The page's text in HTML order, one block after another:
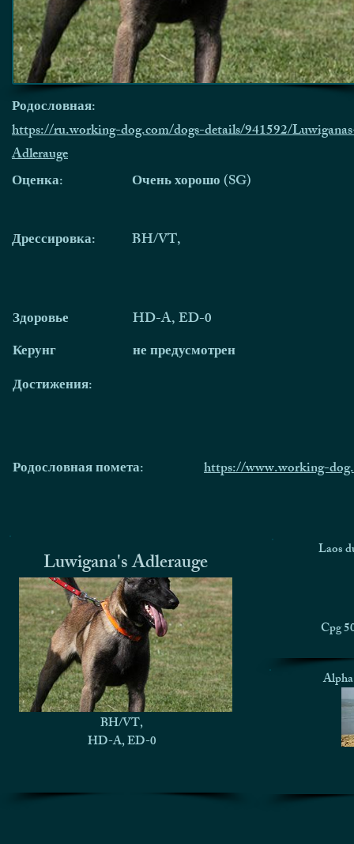
Родословная:
https://ru.working-dog.com/dogs-details/941592/
Adlerauge
Оценка:
Очень хорошо (SG)
Дрессировка: BH/VT,
Здоровье
Керунг
HD-A, ED-0
не предусмотрен
Достижения:
Родословная помета: https://www.working-
Luwigana's Adlerauge
BH/VT,
HD-A, ED-0
Laos
Cpg
Alpha